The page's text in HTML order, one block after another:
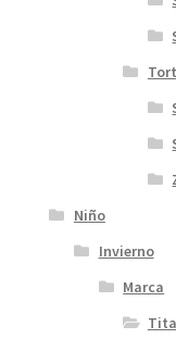
Niño
Invierno
Marca